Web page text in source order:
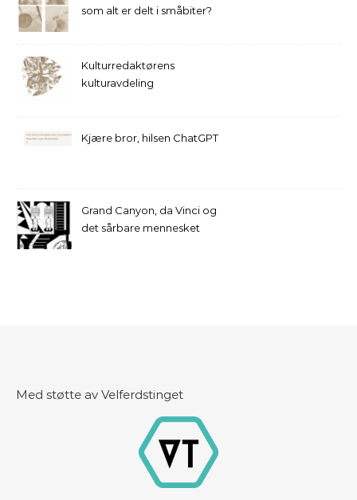
som alt er delt i småbiter?
Kulturredaktørens
kulturavdeling
Kjære bror, hilsen ChatGPT
Grand Canyon, da Vinci og
det sårbare mennesket
Med støtte av Velferdstinget